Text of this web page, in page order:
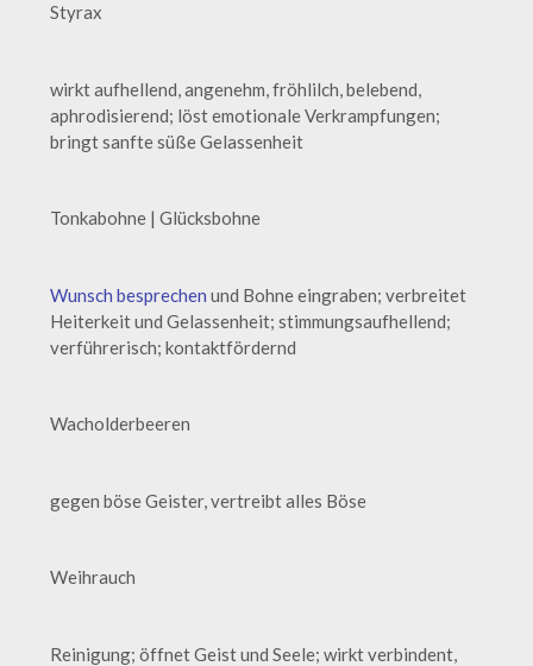
Styrax
wirkt aufhellend, angenehm, fröhlilch, belebend,
aphrodisierend; löst emotionale Verkrampfungen;
bringt sanfte süße Gelassenheit
Tonkabohne | Glücksbohne
Wunsch besprechen und Bohne eingraben; verbreitet
Heiterkeit und Gelassenheit; stimmungsaufhellend;
verführerisch; kontaktfördernd
Wacholderbeeren
gegen böse Geister, vertreibt alles Böse
Weihrauch
Reinigung; öffnet Geist und Seele; wirkt verbindent,